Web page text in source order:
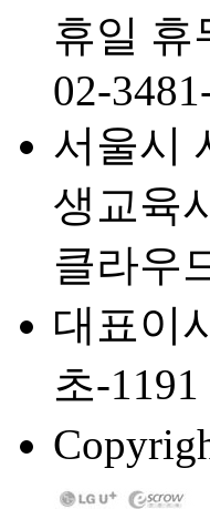
휴일 휴
02-
서울시
생교육
클라우
대표이
초-1191